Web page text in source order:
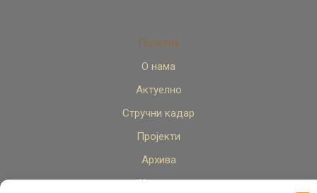
Почетна
О нама
Актуелно
Стручни кадар
Пројекти
Архива
Контакт